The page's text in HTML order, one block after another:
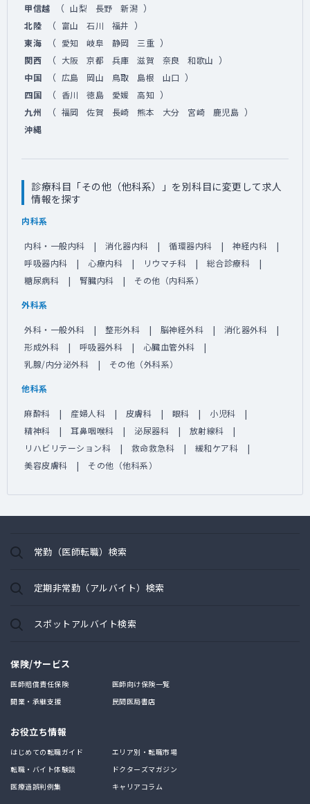
甲信越 （ 山梨 長野 新潟 ）
北陸 （ 富山 石川 福井 ）
東海 （ 愛知 岐阜 静岡 三重 ）
関西 （ 大阪 京都 兵庫 滋賀 奈良 和歌山 ）
中国 （ 広島 岡山 鳥取 島根 山口 ）
四国 （ 香川 徳島 愛媛 高知 ）
九州 （ 福岡 佐賀 長崎 熊本 大分 宮崎 鹿児島 ）
沖縄
診療科目「その他（他科系）」を別科目に変更して求人
情報を探す
内科系
内科・一般内科 消化器内科 循環器内科
神経内科
呼吸器内科
心療内科 リウマチ科
総合診療科
糖尿病科
腎臓内科 その他（内科系）
外科系
外科・一般外科 整形外科 脳神経外科
消化器外科
形成外科
呼吸器外科
心臓血管外科
乳腺/内分泌外科
その他（外科系）
他科系
麻酔科 産婦人科 皮膚科 眼科
小児科
精神科
耳鼻咽喉科 泌尿器科
放射線科
リハビリテーション科
救命救急科
緩和ケア科
美容皮膚科
その他（他科系）
常勤（医師転職）検索
定期非常勤（アルバイト）検索
スポットアルバイト検索
保険/サービス
医師賠償責任保険
医師向け保険一覧
開業・承継支援
民間医局書店
お役立ち情報
はじめての転職ガイド
エリア別・転職市場
転職・バイト体験談
ドクターズマガジン
医療過誤判例集
キャリアコラム